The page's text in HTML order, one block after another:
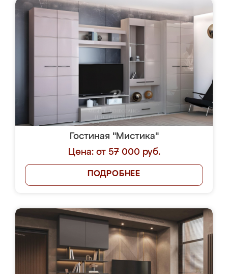
Гостиная "Мистика"
Цена: от 57 000 руб.
ПОДРОБНЕЕ